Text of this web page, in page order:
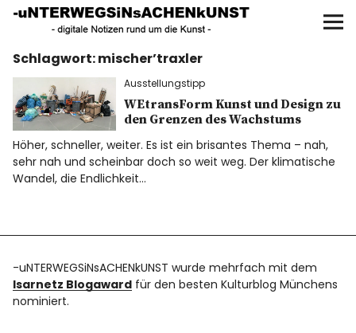
UNTERWEGS IN SACHEN
KUNST
Start
AKTUELLE AUSSTELLUNGEN
KUNSTSPAZIERGÄNGE
UNSER BUCH
Schlagwort:mischer’traxler
Ausstellungstipp
WEtransForm Kunst und Design zu
den Grenzen des Wachstums
Höher, schneller, weiter. Es ist ein brisantes Thema – nah,
sehr nah und scheinbar doch so weit weg. Der klimatische
Wandel, die Endlichkeit…
-uNTERWEGSiNsACHENkUNST wurde mehrfach mit dem
Isarnetz Blogaward für den besten Kulturblog Münchens
nominiert.